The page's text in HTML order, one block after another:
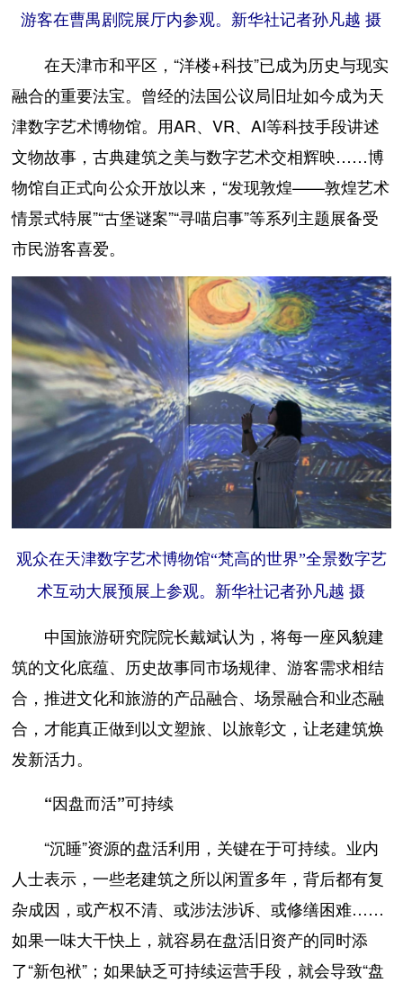
游客在曹禺剧院展厅内参观。新华社记者孙凡越 摄
在天津市和平区，“洋楼+科技”已成为历史与现实
融合的重要法宝。曾经的法国公议局旧址如今成为天
津数字艺术博物馆。用AR、VR、AI等科技手段讲述
文物故事，古典建筑之美与数字艺术交相辉映……博
物馆自正式向公众开放以来，“发现敦煌——敦煌艺术
情景式特展”“古堡谜案”“寻喵启事”等系列主题展备受
市民游客喜爱。
观众在天津数字艺术博物馆“梵高的世界”全景数字艺
术互动大展预展上参观。新华社记者孙凡越 摄
中国旅游研究院院长戴斌认为，将每一座风貌建
筑的文化底蕴、历史故事同市场规律、游客需求相结
合，推进文化和旅游的产品融合、场景融合和业态融
合，才能真正做到以文塑旅、以旅彰文，让老建筑焕
发新活力。
“因盘而活”可持续
“沉睡”资源的盘活利用，关键在于可持续。业内
人士表示，一些老建筑之所以闲置多年，背后都有复
杂成因，或产权不清、或涉法涉诉、或修缮困难……
如果一味大干快上，就容易在盘活旧资产的同时添
了“新包袱”；如果缺乏可持续运营手段，就会导致“盘